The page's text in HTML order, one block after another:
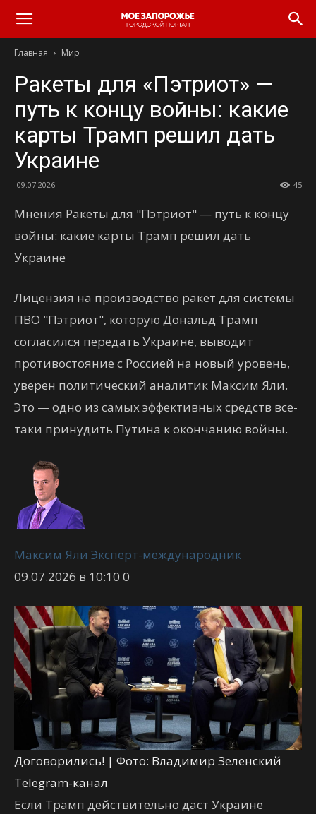
Главная Мир
Ракеты для «Пэтриот» —
путь к концу войны: какие
карты Трамп решил дать
Украине
09.07.2026 45
Мнения Ракеты для "Пэтриот" — путь к концу
войны: какие карты Трамп решил дать
Украине
Лицензия на производство ракет для системы
ПВО "Пэтриот", которую Дональд Трамп
согласился передать Украине, выводит
противостояние с Россией на новый уровень,
уверен политический аналитик Максим Яли.
Это — одно из самых эффективных средств все-
таки принудить Путина к окончанию войны.
Максим Яли Эксперт-международник
09.07.2026 в 10:10 0
Договорились! | Фото: Владимир Зеленский
Telegram-канал
Если Трамп действительно даст Украине